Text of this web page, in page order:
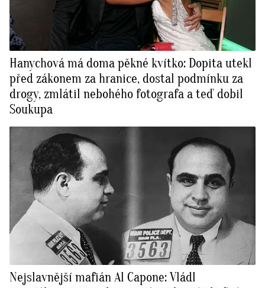
Hanychová má doma pěkné kvítko: Dopita utekl
před zákonem za hranice, dostal podmínku za
drogy, zmlátil nebohého fotografa a teď dobil
Soukupa
Nejslavnější mafián Al Capone: Vládl